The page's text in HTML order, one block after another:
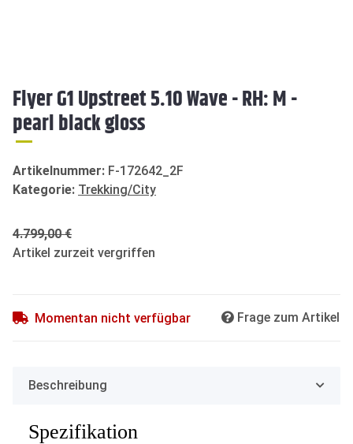
Flyer G1 Upstreet 5.10 Wave - RH: M -
pearl black gloss
Artikelnummer: F-172642_2F
Kategorie: Trekking/City
4.799,00 €
Artikel zurzeit vergriffen
Momentan nicht verfügbar Frage zum Artikel
Beschreibung
Spezifikation